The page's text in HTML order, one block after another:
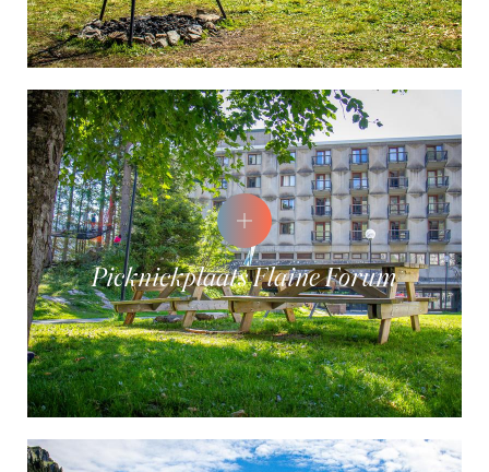
Picknickplaats Flaine Forum